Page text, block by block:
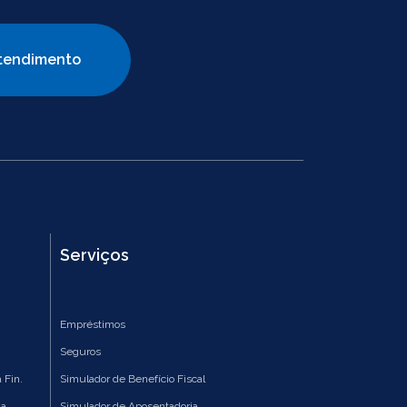
Fin.
Serviços
Empréstimos
Seguros
Simulador de Benefício Fiscal